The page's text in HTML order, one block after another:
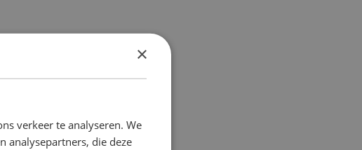
×
verkeer te analyseren. We
analysepartners, die deze